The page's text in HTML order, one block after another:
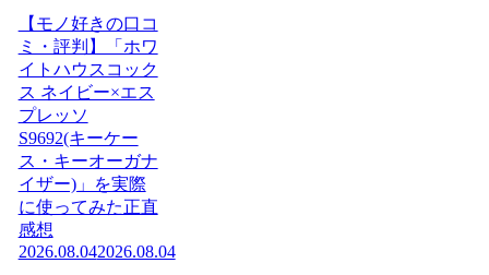
【モノ好きの口コ
ミ・評判】「ホワ
イトハウスコック
ス ネイビー×エス
プレッソ
S9692(キーケー
ス・キーオーガナ
イザー)」を実際
に使ってみた正直
感想
2026.08.042026.08.04